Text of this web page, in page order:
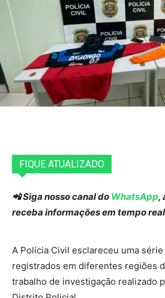
FIQUE ATUALIZADO
📲 Siga nosso canal do WhatsApp,
receba informações em tempo
A Polícia Civil esclareceu uma
registrados em diferentes regiões
trabalho de investigação realizado